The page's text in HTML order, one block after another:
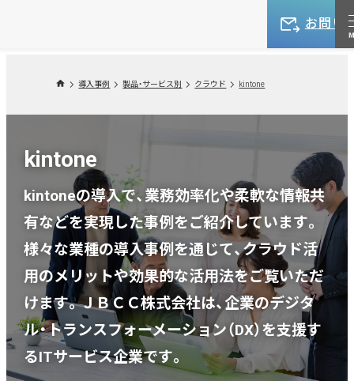
お問い
導入事例 製品・サービス別 クラウド kintone
kintone
kintoneの導入で、業務効率化や柔軟な情報共
有などを実現した事例をご紹介しています。
様々な業種の導入事例を通じて、クラウド活
用のメリットや効果的な活用法をご覧いただ
けます。ＪＢＣＣ株式会社は、企業のデジタ
ル・トランスフォーメーション（DX）を支援す
るITサービス企業です。